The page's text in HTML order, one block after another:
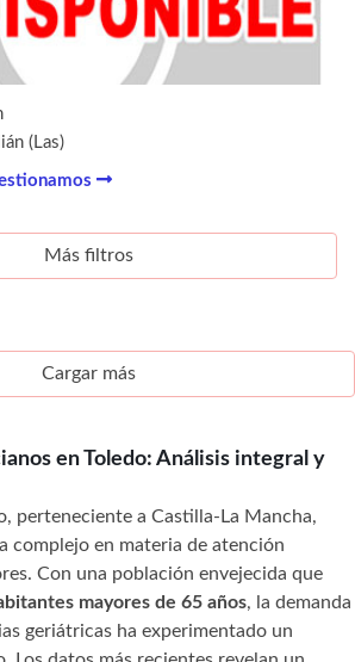
(Las)
Más filtros
Cargar más
en Toledo: Análisis integral y
perteneciente a Castilla-La Mancha,
complejo en materia de atención
Con una población envejecida que
mayores de 65 años, la demanda
geriátricas ha experimentado un